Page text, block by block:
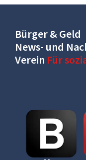
Bürger & Geld
News- und
Verein Für